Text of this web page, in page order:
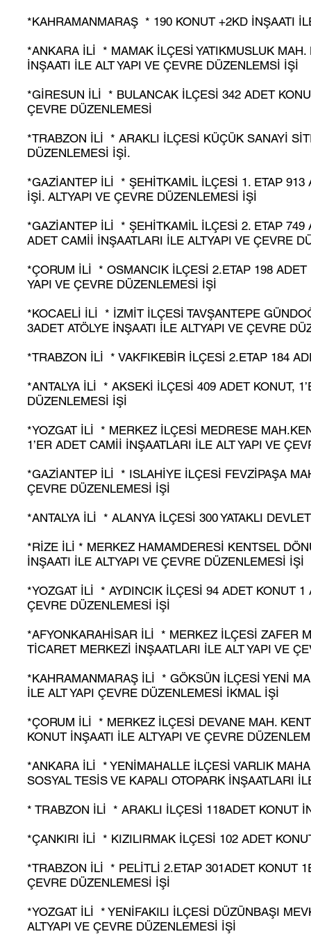
*KAHRAMANMARAŞ * 190 KONUT +2KD İNŞAATI
*ANKARA İLİ * MAMAK İLÇESİ YATIKMUSLUK
İNŞAATI İLE ALT YAPI VE ÇEVRE DÜZENLEMSİ İŞİ
*GİRESUN İLİ * BULANCAK İLÇESİ 342 ADET
ÇEVRE DÜZENLEMESİ
*TRABZON İLİ * ARAKLI İLÇESİ KÜÇÜK SANAYİ
DÜZENLEMESİ İŞİ.
*GAZİANTEP İLİ * ŞEHİTKAMİL İLÇESİ 1. ETAP 913
İŞİ. ALTYAPI VE ÇEVRE DÜZENLEMESİ İŞİ
*GAZİANTEP İLİ * ŞEHİTKAMİL İLÇESİ 2. ETAP 749
ADET CAMİİ İNŞAATLARI İLE ALTYAPI VE ÇEVRE
*ÇORUM İLİ * OSMANCIK İLÇESİ 2.ETAP 198
YAPI VE ÇEVRE DÜZENLEMESİ İŞİ
*KOCAELİ İLİ * İZMİT İLÇESİ TAVŞANTEPE
3ADET ATÖLYE İNŞAATI İLE ALTYAPI VE ÇEVRE
*TRABZON İLİ * VAKFIKEBİR İLÇESİ 2.ETAP 184
*ANTALYA İLİ * AKSEKİ İLÇESİ 409 ADET KONUT,
DÜZENLEMESİ İŞİ
*YOZGAT İLİ * MERKEZ İLÇESİ MEDRESE
1’ER ADET CAMİİ İNŞAATLARI İLE ALT YAPI VE
*GAZİANTEP İLİ * ISLAHİYE İLÇESİ FEVZİPAŞA
ÇEVRE DÜZENLEMESİ İŞİ
*ANTALYA İLİ * ALANYA İLÇESİ 300 YATAKLI
*RİZE İLİ * MERKEZ HAMAMDERESİ KENTSEL
İNŞAATI İLE ALTYAPI VE ÇEVRE DÜZENLEMESİ İŞİ
*YOZGAT İLİ * AYDINCIK İLÇESİ 94 ADET KONUT
ÇEVRE DÜZENLEMESİ İŞİ
*AFYONKARAHİSAR İLİ * MERKEZ İLÇESİ ZAFER
TİCARET MERKEZİ İNŞAATLARI İLE ALT YAPI VE
*KAHRAMANMARAŞ İLİ * GÖKSÜN İLÇESİ YENİ
İLE ALT YAPI ÇEVRE DÜZENLEMESİ İKMAL İŞİ
*ÇORUM İLİ * MERKEZ İLÇESİ DEVANE MAH.
KONUT İNŞAATI İLE ALTYAPI VE ÇEVRE
*ANKARA İLİ * YENİMAHALLE İLÇESİ VARLIK
SOSYAL TESİS VE KAPALI OTOPARK İNŞAATLARI
* TRABZON İLİ * ARAKLI İLÇESİ 118ADET KONUT
*ÇANKIRI İLİ * KIZILIRMAK İLÇESİ 102 ADET
*TRABZON İLİ * PELİTLİ 2.ETAP 301ADET KONUT
ÇEVRE DÜZENLEMESİ İŞİ
*YOZGAT İLİ * YENİFAKILI İLÇESİ DÜZÜNBAŞI
ALTYAPI VE ÇEVRE DÜZENLEMESİ İŞİ